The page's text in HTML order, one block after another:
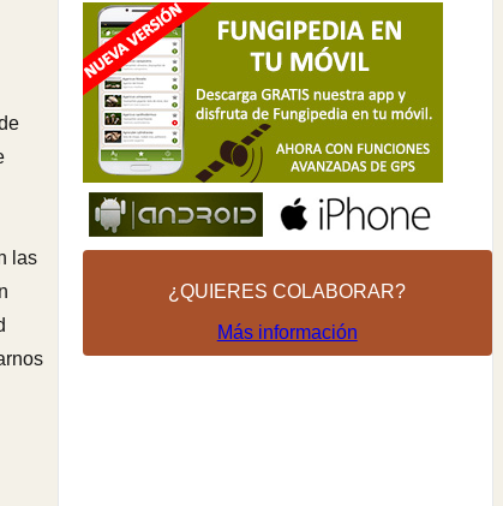
las
¿QUIERES COLABORAR?
Más información